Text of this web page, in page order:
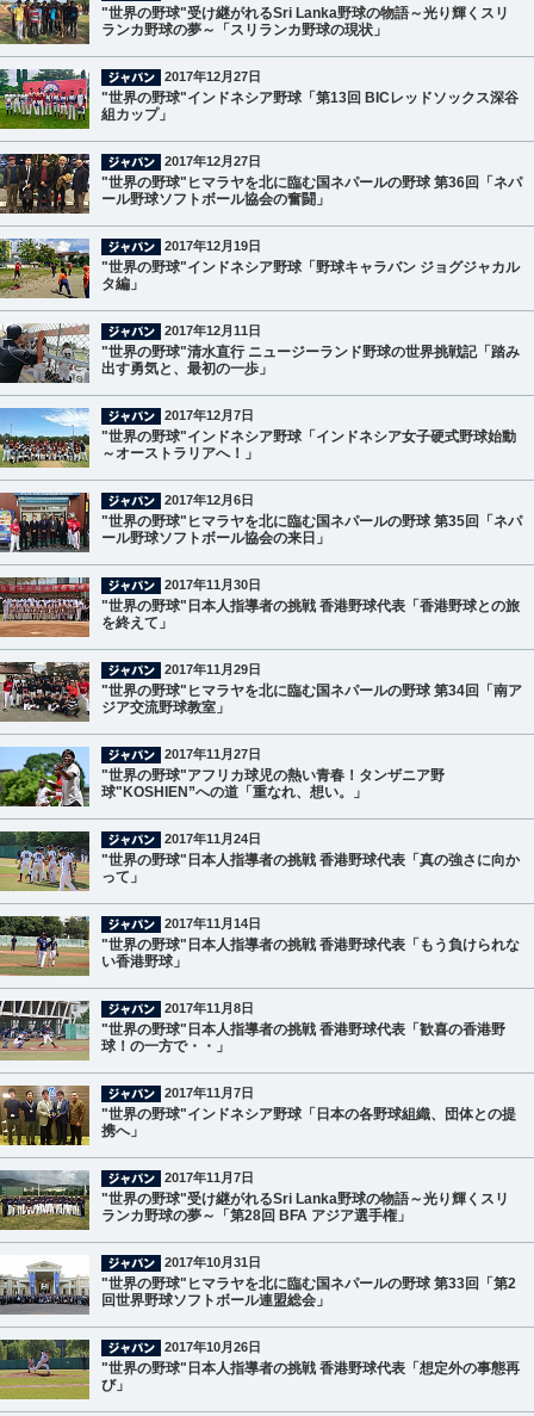
"世界の野球"受け継がれるSri Lanka野球の物語～光り輝くスリ
ランカ野球の夢～「スリランカ野球の現状」
2017年12月27日
"世界の野球"インドネシア野球「第13回 BICレッドソックス深谷
組カップ」
2017年12月27日
"世界の野球"ヒマラヤを北に臨む国ネパールの野球 第36回「ネパ
ール野球ソフトボール協会の奮闘」
2017年12月19日
"世界の野球"インドネシア野球「野球キャラバン ジョグジャカル
タ編」
2017年12月11日
"世界の野球"清水直行 ニュージーランド野球の世界挑戦記「踏み
出す勇気と、最初の一歩」
2017年12月7日
"世界の野球"インドネシア野球「インドネシア女子硬式野球始動
～オーストラリアへ！」
2017年12月6日
"世界の野球"ヒマラヤを北に臨む国ネパールの野球 第35回「ネパ
ール野球ソフトボール協会の来日」
2017年11月30日
"世界の野球"日本人指導者の挑戦 香港野球代表「香港野球との旅
を終えて」
2017年11月29日
"世界の野球"ヒマラヤを北に臨む国ネパールの野球 第34回「南ア
ジア交流野球教室」
2017年11月27日
"世界の野球"アフリカ球児の熱い青春！タンザニア野
球"KOSHIEN”への道「重なれ、想い。」
2017年11月24日
"世界の野球"日本人指導者の挑戦 香港野球代表「真の強さに向か
って」
2017年11月14日
"世界の野球"日本人指導者の挑戦 香港野球代表「もう負けられな
い香港野球」
2017年11月8日
"世界の野球"日本人指導者の挑戦 香港野球代表「歓喜の香港野
球！の一方で・・」
2017年11月7日
"世界の野球"インドネシア野球「日本の各野球組織、団体との提
携へ」
2017年11月7日
"世界の野球"受け継がれるSri Lanka野球の物語～光り輝くスリ
ランカ野球の夢～「第28回 BFA アジア選手権」
2017年10月31日
"世界の野球"ヒマラヤを北に臨む国ネパールの野球 第33回「第2
回世界野球ソフトボール連盟総会」
2017年10月26日
"世界の野球"日本人指導者の挑戦 香港野球代表「想定外の事態再
び」